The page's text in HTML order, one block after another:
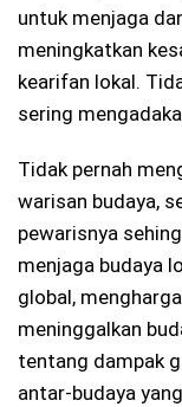
untuk menjaga
meningkatkan
kearifan lokal.
sering
Tidak pernah
warisan budaya,
pewarisnya
menjaga budaya
global,
meninggalkan
tentang dampak
antar-budaya